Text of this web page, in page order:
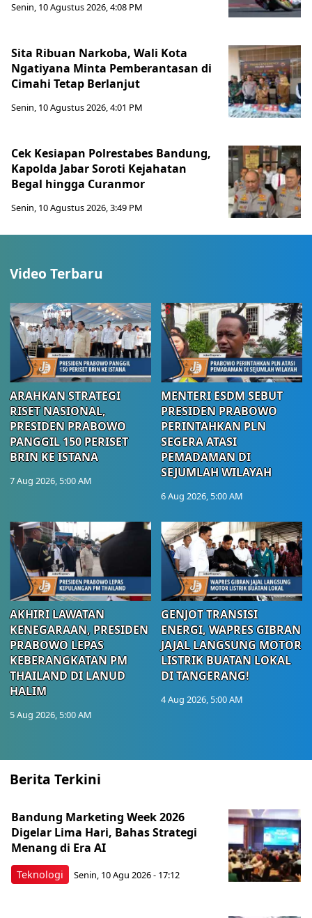
Senin, 10 Agustus 2026, 4:08 PM
Sita Ribuan Narkoba, Wali Kota
Ngatiyana Minta Pemberantasan di
Cimahi Tetap Berlanjut
Senin, 10 Agustus 2026, 4:01 PM
Cek Kesiapan Polrestabes Bandung,
Kapolda Jabar Soroti Kejahatan
Begal hingga Curanmor
Senin, 10 Agustus 2026, 3:49 PM
Video Terbaru
ARAHKAN STRATEGI
RISET NASIONAL,
PRESIDEN PRABOWO
PANGGIL 150 PERISET
BRIN KE ISTANA
7 Aug 2026, 5:00 AM
MENTERI ESDM SEBUT
PRESIDEN PRABOWO
PERINTAHKAN PLN
SEGERA ATASI
PEMADAMAN DI
SEJUMLAH WILAYAH
6 Aug 2026, 5:00 AM
AKHIRI LAWATAN
KENEGARAAN, PRESIDEN
PRABOWO LEPAS
KEBERANGKATAN PM
THAILAND DI LANUD
HALIM
5 Aug 2026, 5:00 AM
GENJOT TRANSISI
ENERGI, WAPRES GIBRAN
JAJAL LANGSUNG MOTOR
LISTRIK BUATAN LOKAL
DI TANGERANG!
4 Aug 2026, 5:00 AM
Berita Terkini
Teknologi
Bandung Marketing Week 2026
Digelar Lima Hari, Bahas Strategi
Menang di Era AI
Senin, 10 Agu 2026 - 17:12